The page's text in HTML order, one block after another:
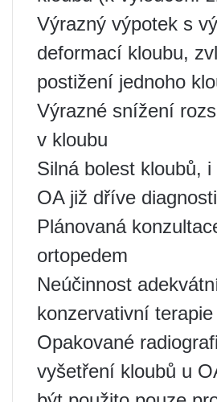
Výrazný výpotek s
deformací kloubu,
postižení jednoho
Výrazné snížení
v kloubu
Silná bolest kloubů,
OA již dříve
Plánovaná
ortopedem
Neúčinnost
konzervativní terapie
Opakované
vyšetření kloubů u